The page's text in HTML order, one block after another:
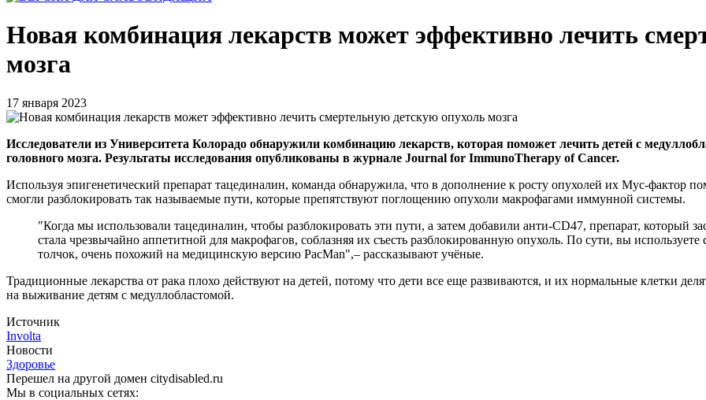
Новая комбинация лекарств может эффективно лечить
мозга
17 января 2023
Исследователи из Университета Колорадо обнаружили комбинацию лекарств, которая поможет лечить детей с
головного мозга. Результаты исследования опубликованы в журнале Journal for ImmunoTherapy of Cancer.
Используя эпигенетический препарат тацединалин, команда обнаружила, что в дополнение к росту опухолей их Мус-фактор
смогли разблокировать так называемые пути, которые препятствуют поглощению опухоли макрофагами иммунной системы.
"Когда мы использовали тацединалин, чтобы разблокировать эти пути, а затем добавили анти-CD47, препарат, который
стала чрезвычайно аппетитной для макрофагов, соблазняя их съесть разблокированную опухоль. По сути, вы
толчок, очень похожий на медицинскую версию PacMan",– рассказывают учёные.
Традиционные лекарства от рака плохо действуют на детей, потому что дети все еще развиваются, и их нормальные клетки
на выживание детям с медуллобластомой.
Источник
Involta
Новости
Здоровье
Перешел на другой домен citydisabled.ru
Мы в социальных сетях: